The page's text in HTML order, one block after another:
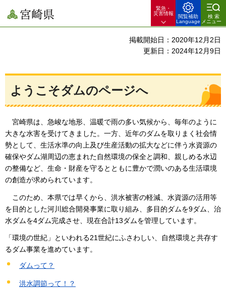
宮崎県
緊急・
災害情報
閲覧補助
Language
検索
メニュー
掲載開始日：2020年12月2日
更新日：2024年12月9日
ようこそダムのページへ
宮崎県は、 急峻な地形、温暖で雨の多い気候から、毎年のように
大きな水害を受けてきました。一方、近年のダムを取りまく社会情
勢として、生活水準の向上及び生産活動の拡大などに伴う水資源の
確保やダム湖周辺の恵まれた自然環境の保全と調和、親しめる水辺
の整備など、生命・財産を守るとともに豊かで潤いのある生活環境
の創造が求められています。
このため、 本県では早くから、洪水被害の軽減、水資源の活用等
を目的とした河川総合開発事業に取り組み、多目的ダムを9ダム、治
水ダムを4ダム完成させ、現在合計13ダムを管理しています。
「環境の世紀」といわれる21世紀にふさわしい、自然環境と共存す
るダム事業を進めています。
ダムって？
洪水調節って！？